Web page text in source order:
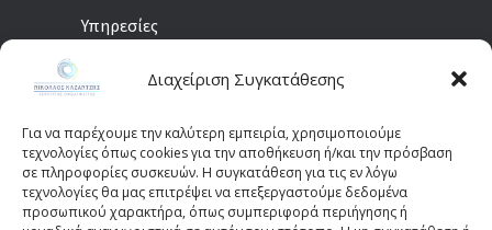
Διαχείριση Συγκατάθεσης
Για να παρέχουμε την καλύτερη εμπειρία, χρησιμοποιούμε
τεχνολογίες όπως cookies για την αποθήκευση ή/και την πρόσβαση
σε πληροφορίες συσκευών. Η συγκατάθεση για τις εν λόγω
τεχνολογίες θα μας επιτρέψει να επεξεργαστούμε δεδομένα
προσωπικού χαρακτήρα, όπως συμπεριφορά περιήγησης ή
Υπηρεσίες
Προληπτικός
Έλεγχος
Διαγνωστικές
Χειρουργικές
Επεμβάσεις Οφθαλμών
Οπτικά Πεδία
(Perimetry)
Παιδοοφθαλμολογία